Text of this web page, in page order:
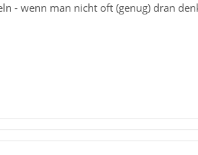
- wenn man nicht oft (genug) dran